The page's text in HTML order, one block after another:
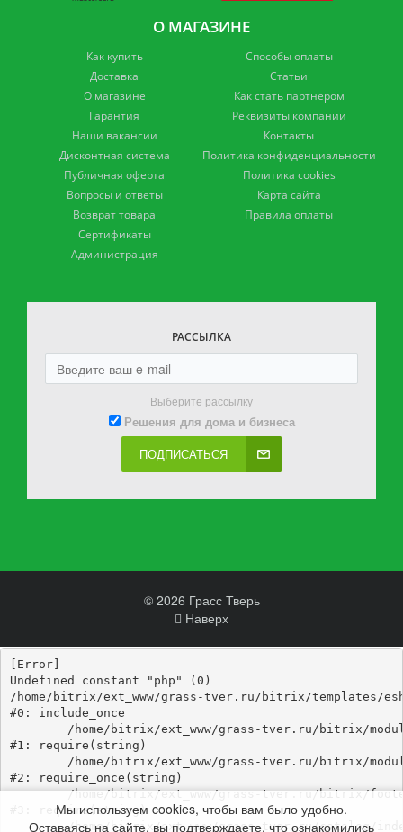
О МАГАЗИНЕ
Как купить
Доставка
О магазине
Гарантия
Наши вакансии
Дисконтная система
Публичная оферта
Вопросы и ответы
Возврат товара
Сертификаты
Администрация
Способы оплаты
Статьи
Как стать партнером
Реквизиты компании
Контакты
Политика конфиденциальности
Политика cookies
Карта сайта
Правила оплаты
РАССЫЛКА
Выберите рассылку
Решения для дома и бизнеса
ПОДПИСАТЬСЯ
© 2026 Грасс Тверь
Наверх
Мы используем cookies, чтобы вам было удобно.
Оставаясь на сайте, вы подтверждаете, что ознакомились
[Error]
Undefined constant "php" (0)
/home/bitrix/ext_www/grass-tver.ru/bitrix/templates/
#0: include_once
#1: require(string)
#2: require_once(string)
	/home/bitrix/ext_www/grass-tver.ru/bitrix/footer.php:4
#3: require(string)
	/home/bitrix/ext_www/grass-tver.ru/catalog/index.php:346